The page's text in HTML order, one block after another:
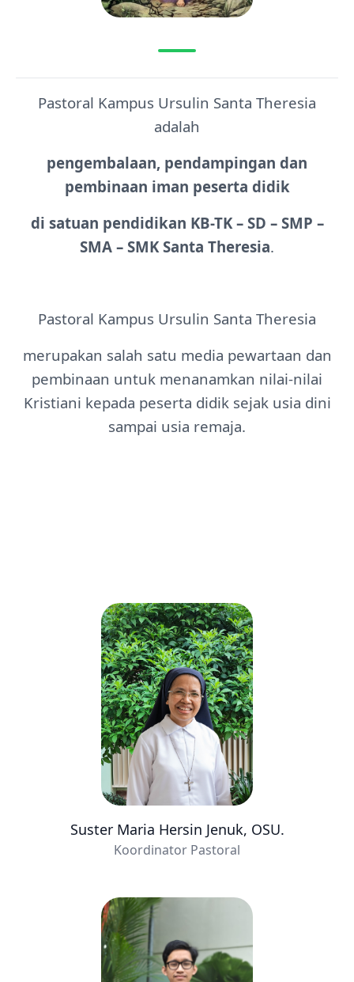
Pastoral Kampus Ursulin Santa Theresia
adalah
pengembalaan, pendampingan dan
pembinaan iman peserta didik
di satuan pendidikan KB-TK – SD – SMP –
SMA – SMK Santa Theresia.
Pastoral Kampus Ursulin Santa Theresia
merupakan salah satu media pewartaan dan
pembinaan untuk menanamkan nilai-nilai
Kristiani kepada peserta didik sejak usia dini
sampai usia remaja.
Suster Maria Hersin Jenuk, OSU.
Koordinator Pastoral